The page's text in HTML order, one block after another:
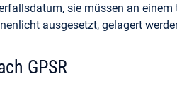
sie müssen an einem
ausgesetzt, gelagert
GPSR